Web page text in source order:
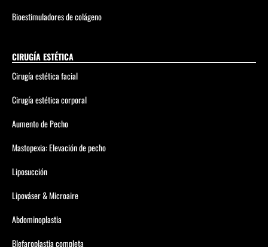
Bioestimuladores de colágeno
CIRUGÍA ESTÉTICA
Cirugía estética facial
Cirugía estética corporal
Aumento de Pecho
Mastopexia: Elevación de pecho
Liposucción
Lipováser & Microaire
Abdominoplastia
Blefaroplastia completa